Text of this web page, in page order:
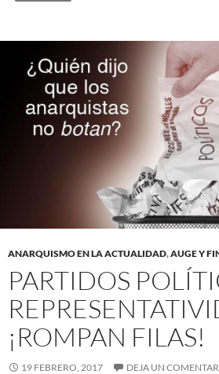
ANARQUISMO EN LA ACTUALIDAD,AUGE Y
PARTIDOS
¡ROMPAN FILAS!
19 FEBRERO, 2017 DEJA UN